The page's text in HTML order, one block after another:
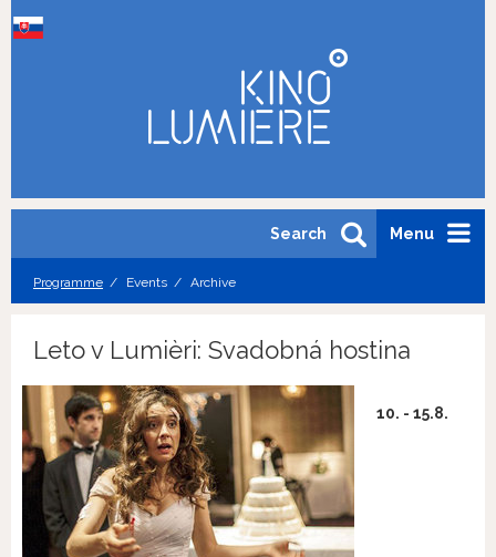
Menu
Search
Programme Events Archive
Leto v Lumièri: Svadobná hostina
10. - 15.8.